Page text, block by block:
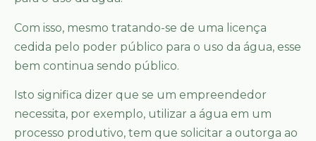
Com isso, mesmo tratando-se de uma licença
cedida pelo poder público para o uso da água, esse
bem continua sendo público.
Isto significa dizer que se um empreendedor
necessita, por exemplo, utilizar a água em um
processo produtivo, tem que solicitar a outorga ao